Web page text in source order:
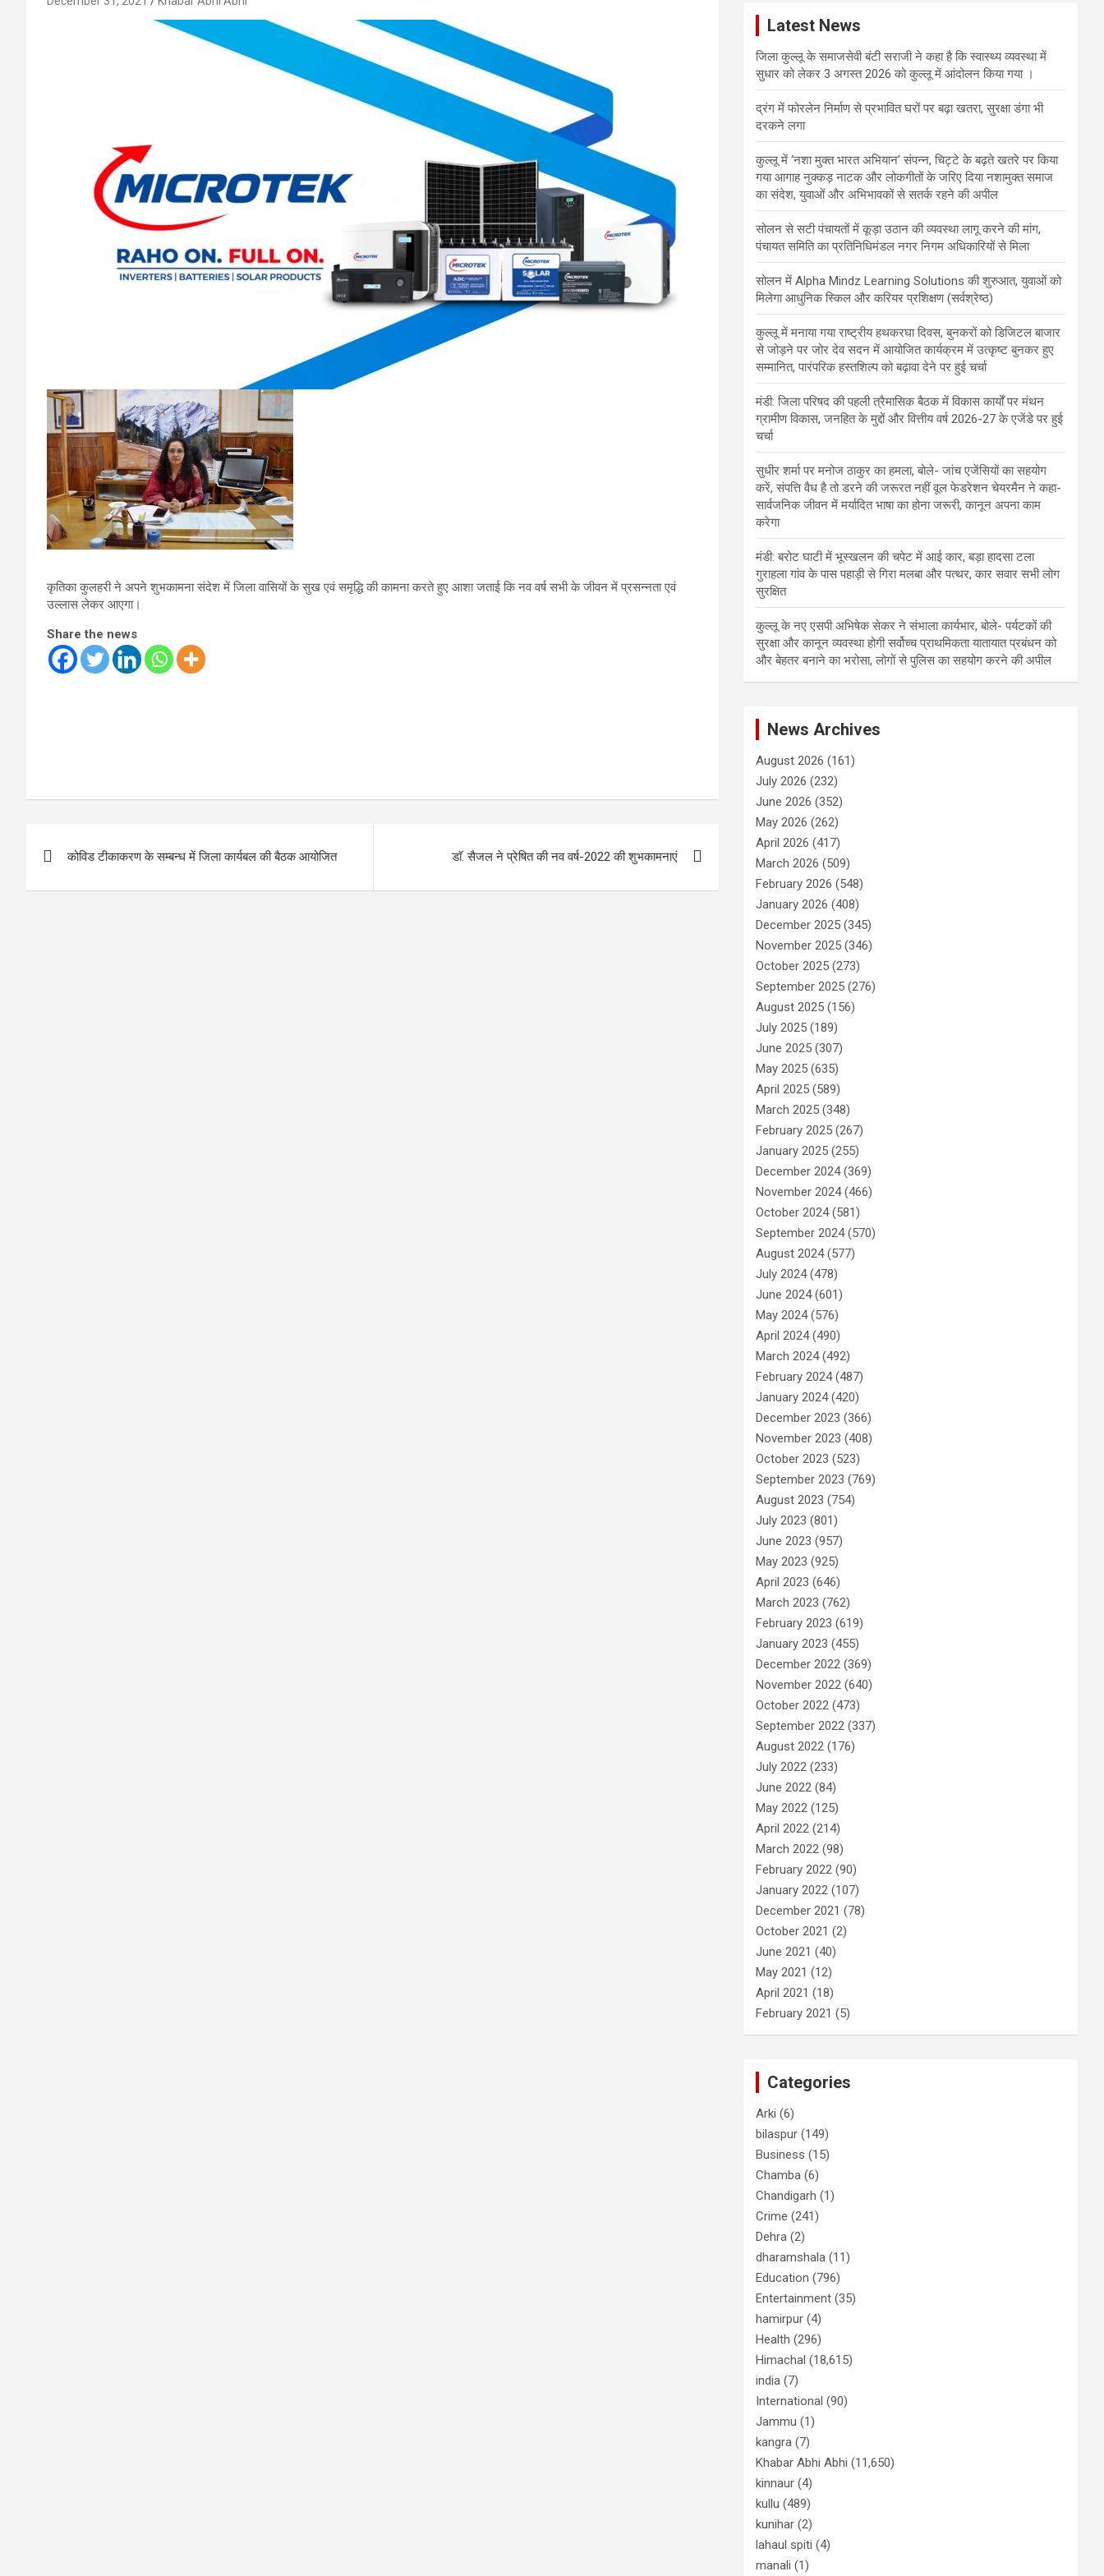
कृतिका कुलहरी ने अपने शुभकामना संदेश में जिला वासियों के सुख एवं समृद्धि की कामना करते हुए आशा जताई कि नव वर्ष सभी के जीवन में प्रसन्नता एवं
उल्लास लेकर आएगा।
Share the news
कोविड टीकाकरण के सम्बन्ध में जिला कार्यबल की बैठक आयोजित डाॅ. सैजल ने प्रेषित की नव वर्ष-2022 की शुभकामनाएं
Latest News
जिला कुल्लू के समाजसेवी बंटी सराजी ने कहा है कि स्वास्थ्य व्यवस्था में
सुधार को लेकर 3 अगस्त 2026 को कुल्लू में आंदोलन किया गया ।
द्रंग में फोरलेन निर्माण से प्रभावित घरों पर बढ़ा खतरा, सुरक्षा डंगा भी
दरकने लगा
कुल्लू में ‘नशा मुक्त भारत अभियान’ संपन्न, चिट्टे के बढ़ते खतरे पर किया
गया आगाह नुक्कड़ नाटक और लोकगीतों के जरिए दिया नशामुक्त समाज
का संदेश, युवाओं और अभिभावकों से सतर्क रहने की अपील
सोलन से सटी पंचायतों में कूड़ा उठान की व्यवस्था लागू करने की मांग,
पंचायत समिति का प्रतिनिधिमंडल नगर निगम अधिकारियों से मिला
सोलन में Alpha Mindz Learning Solutions की शुरुआत, युवाओं को
मिलेगा आधुनिक स्किल और करियर प्रशिक्षण (सर्वश्रेष्ठ)
कुल्लू में मनाया गया राष्ट्रीय हथकरघा दिवस, बुनकरों को डिजिटल बाजार
से जोड़ने पर जोर देव सदन में आयोजित कार्यक्रम में उत्कृष्ट बुनकर हुए
सम्मानित, पारंपरिक हस्तशिल्प को बढ़ावा देने पर हुई चर्चा
मंडी: जिला परिषद की पहली त्रैमासिक बैठक में विकास कार्यों पर मंथन
ग्रामीण विकास, जनहित के मुद्दों और वित्तीय वर्ष 2026-27 के एजेंडे पर हुई
चर्चा
सुधीर शर्मा पर मनोज ठाकुर का हमला, बोले- जांच एजेंसियों का सहयोग
करें, संपत्ति वैध है तो डरने की जरूरत नहीं वूल फेडरेशन चेयरमैन ने कहा-
सार्वजनिक जीवन में मर्यादित भाषा का होना जरूरी, कानून अपना काम
करेगा
मंडी: बरोट घाटी में भूस्खलन की चपेट में आई कार, बड़ा हादसा टला
गुराहला गांव के पास पहाड़ी से गिरा मलबा और पत्थर, कार सवार सभी लोग
सुरक्षित
कुल्लू के नए एसपी अभिषेक सेकर ने संभाला कार्यभार, बोले- पर्यटकों की
सुरक्षा और कानून व्यवस्था होगी सर्वोच्च प्राथमिकता यातायात प्रबंधन को
और बेहतर बनाने का भरोसा, लोगों से पुलिस का सहयोग करने की अपील
News Archives
August 2026 (161)
July 2026 (232)
June 2026 (352)
May 2026 (262)
April 2026 (417)
March 2026 (509)
February 2026 (548)
January 2026 (408)
December 2025 (345)
November 2025 (346)
October 2025 (273)
September 2025 (276)
August 2025 (156)
July 2025 (189)
June 2025 (307)
May 2025 (635)
April 2025 (589)
March 2025 (348)
February 2025 (267)
January 2025 (255)
December 2024(369)
November 2024(466)
October 2024(581)
September 2024(570)
August 2024(577)
July 2024(478)
June 2024(601)
May 2024(576)
April 2024(490)
March 2024(492)
February 2024(487)
January 2024(420)
December 2023 (366)
November 2023 (408)
October 2023 (523)
September 2023 (769)
August 2023 (754)
July 2023 (801)
June 2023 (957)
May 2023 (925)
April 2023 (646)
March 2023 (762)
February 2023 (619)
January 2023 (455)
December 2022 (369)
November 2022 (640)
October 2022 (473)
September 2022 (337)
August 2022 (176)
July 2022 (233)
June 2022 (84)
May 2022 (125)
April 2022 (214)
March 2022 (98)
February 2022 (90)
January 2022 (107)
December 2021 (78)
October 2021 (2)
June 2021 (40)
May 2021 (12)
April 2021 (18)
February 2021 (5)
Categories
Arki (6)
bilaspur (149)
Business (15)
Chamba (6)
Chandigarh (1)
Crime (241)
Dehra (2)
dharamshala (11)
Education (796)
Entertainment (35)
hamirpur (4)
Health (296)
Himachal (18,615)
india (7)
International (90)
Jammu (1)
kangra (7)
Khabar Abhi Abhi (11,650)
kinnaur (4)
kullu (489)
kunihar (2)
lahaul spiti (4)
manali (1)